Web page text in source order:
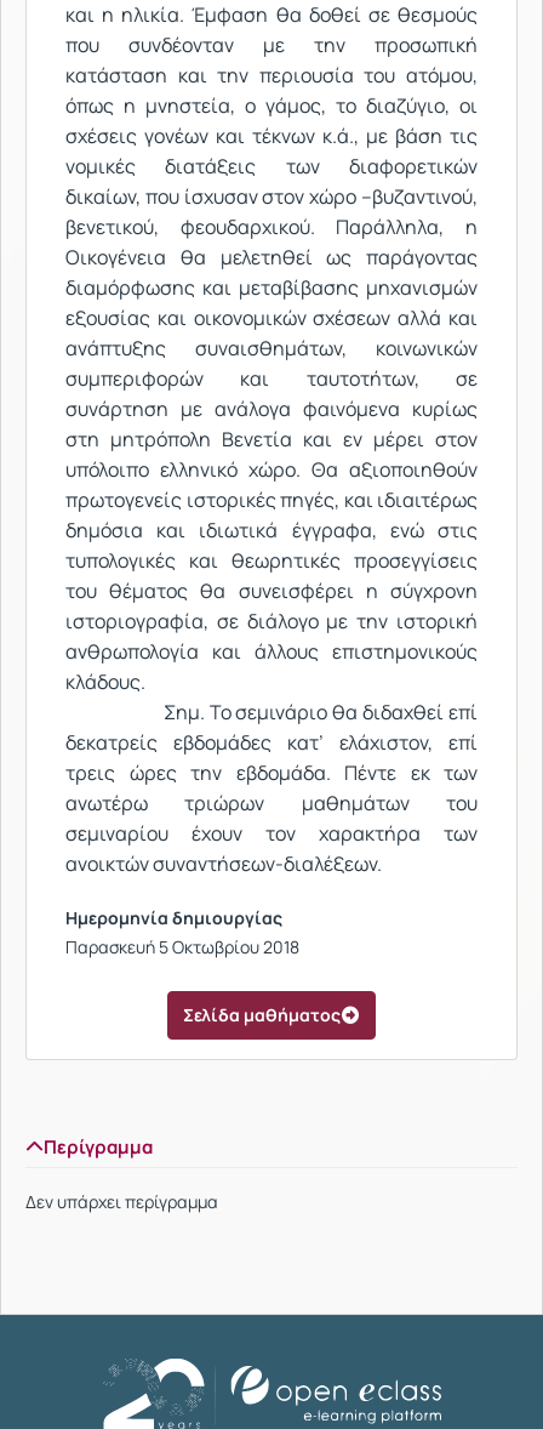
και η ηλικία. Έμφαση θα δοθεί σε θεσμούς
που συνδέονταν με την προσωπική
κατάσταση και την περιουσία του ατόμου,
όπως η μνηστεία, ο γάμος, το διαζύγιο, οι
σχέσεις γονέων και τέκνων κ.ά., με βάση τις
νομικές διατάξεις των διαφορετικών
δικαίων, που ίσχυσαν στον χώρο –βυζαντινού,
βενετικού, φεουδαρχικού. Παράλληλα, η
Οικογένεια θα μελετηθεί ως παράγοντας
διαμόρφωσης και μεταβίβασης μηχανισμών
εξουσίας και οικονομικών σχέσεων αλλά και
ανάπτυξης συναισθημάτων, κοινωνικών
συμπεριφορών και ταυτοτήτων, σε
συνάρτηση με ανάλογα φαινόμενα κυρίως
στη μητρόπολη Βενετία και εν μέρει στον
υπόλοιπο ελληνικό χώρο. Θα αξιοποιηθούν
πρωτογενείς ιστορικές πηγές, και ιδιαιτέρως
δημόσια και ιδιωτικά έγγραφα, ενώ στις
τυπολογικές και θεωρητικές προσεγγίσεις
του θέματος θα συνεισφέρει η σύγχρονη
ιστοριογραφία, σε διάλογο με την ιστορική
ανθρωπολογία και άλλους επιστημονικούς
κλάδους.
Σημ. Το σεμινάριο θα διδαχθεί επί
δεκατρείς εβδομάδες κατ’ ελάχιστον, επί
τρεις ώρες την εβδομάδα. Πέντε εκ των
ανωτέρω τριώρων μαθημάτων του
σεμιναρίου έχουν τον χαρακτήρα των
ανοικτών συναντήσεων-διαλέξεων.
Ημερομηνία δημιουργίας
Παρασκευή 5 Οκτωβρίου 2018
Σελίδα μαθήματος
Περίγραμμα
Δεν υπάρχει περίγραμμα